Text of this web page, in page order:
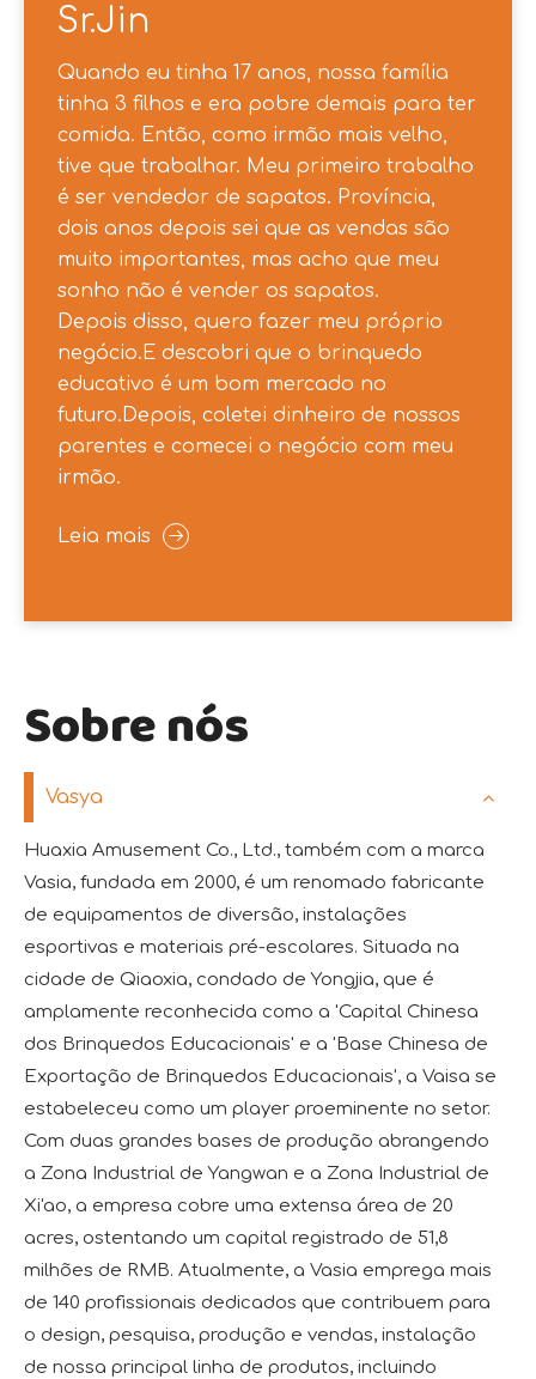
Sr.Jin
Quando eu tinha 17 anos, nossa família
tinha 3 filhos e era pobre demais para ter
comida. Então, como irmão mais velho,
tive que trabalhar. Meu primeiro trabalho
é ser vendedor de sapatos. Província,
dois anos depois sei que as vendas são
muito importantes, mas acho que meu
sonho não é vender os sapatos.
Depois disso, quero fazer meu próprio
negócio.E descobri que o brinquedo
educativo é um bom mercado no
futuro.Depois, coletei dinheiro de nossos
parentes e comecei o negócio com meu
irmão.​​​​​​​
Leia mais
Sobre nós
Vasya
Huaxia Amusement Co., Ltd., também com a marca
Vasia, fundada em 2000, é um renomado fabricante
de equipamentos de diversão, instalações
esportivas e materiais pré-escolares. Situada na
cidade de Qiaoxia, condado de Yongjia, que é
amplamente reconhecida como a 'Capital Chinesa
dos Brinquedos Educacionais' e a 'Base Chinesa de
Exportação de Brinquedos Educacionais', a Vaisa se
estabeleceu como um player proeminente no setor.
Com duas grandes bases de produção abrangendo
a Zona Industrial de Yangwan e a Zona Industrial de
Xi'ao, a empresa cobre uma extensa área de 20
acres, ostentando um capital registrado de 51,8
milhões de RMB. Atualmente, a Vasia emprega mais
de 140 profissionais dedicados que contribuem para
o design, pesquisa, produção e vendas, instalação
de nossa principal linha de produtos, incluindo